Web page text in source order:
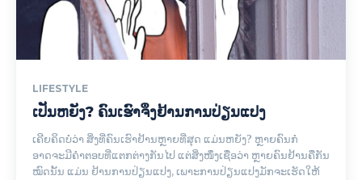
LIFESTYLE
ເປັນຫຍັງ? ຄົນເຮົາຈຶງຢ້ານການປ່ຽນແປງ
ເຄີຍຄິດບໍ່ວ່າ ສິ່ງທີ່ຄົນເຮົາຢ້ານຫຼາຍທີ່ສຸດ ແມ່ນຫຍັງ? ຫຼາຍຄົນກໍ
ອາດຈະມີຄຳຕອບທີ່ແຕກຕ່າງກັນໄປ ແຕ່ສິ່ງໜຶ່ງເຊື່ອວ່າ ຫຼາຍຄົນຢ້ານຄືກັນ
ໝົດນັ້ນ ແມ່ນ ຢ້ານການປ່ຽນແປງ, ເພາະການປ່ຽນແປງມັກຈະເຮັດໃຫ້